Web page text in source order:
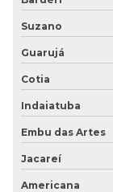
Piso pastilhado
Piso pastilhado
Piso pastilhado
Piso pastilhado
Piso pastilhado
Suzano
Guarujá
Cotia
Indaiatuba
Embu das Artes
Jacareí
Americana